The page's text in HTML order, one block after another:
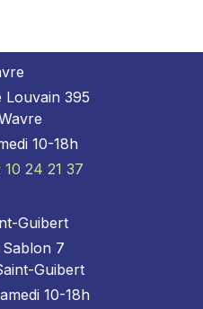
Louvain 395
10-18h
10 24 21 37
Guibert
7
Guibert
10-18h